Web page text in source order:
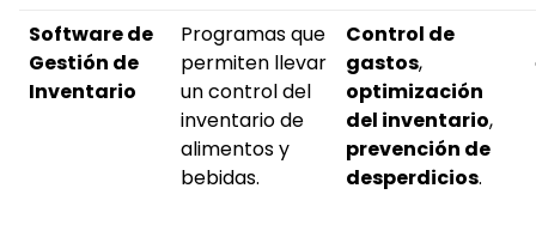
Software de
Gestión de
Inventario
Programas que
permiten llevar
un control del
inventario de
alimentos y
bebidas.
Control de
gastos,
optimización
del inventario,
prevención de
desperdicios.